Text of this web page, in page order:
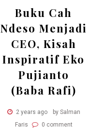
Buku Cah
Ndeso Menjadi
CEO, Kisah
Inspiratif Eko
Pujianto
(Baba Rafi)
2 years ago
by Salman
Faris
0 comment